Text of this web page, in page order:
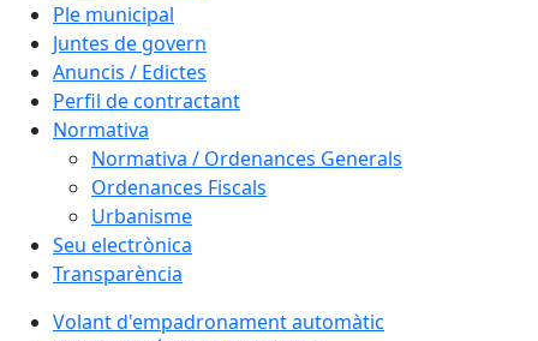
Ple municipal
Juntes de govern
Anuncis / Edictes
Perfil de contractant
Normativa
Normativa / Ordenances Generals
Ordenances Fiscals
Urbanisme
Seu electrònica
Transparència
Volant d'empadronament automàtic